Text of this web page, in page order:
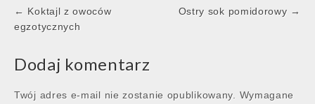
Post
navigation
← Koktajl z owoców
egzotycznych
Ostry sok pomidorowy →
Dodaj komentarz
Twój adres e-mail nie zostanie opublikowany.
Wymagane